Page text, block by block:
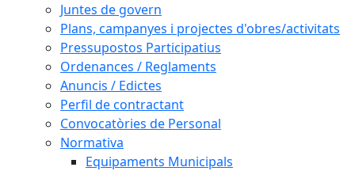
Juntes de govern
Plans, campanyes i projectes d'obres/activitats
Pressupostos Participatius
Ordenances / Reglaments
Anuncis / Edictes
Perfil de contractant
Convocatòries de Personal
Normativa
Equipaments Municipals